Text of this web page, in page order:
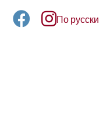
По русски